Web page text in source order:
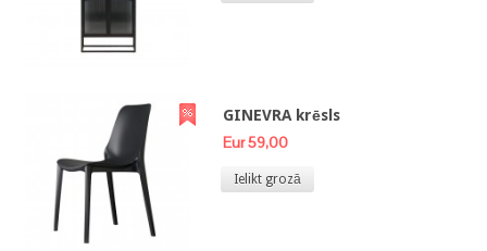
GINEVRA krēsls
Eur 59,00
Ielikt grozā